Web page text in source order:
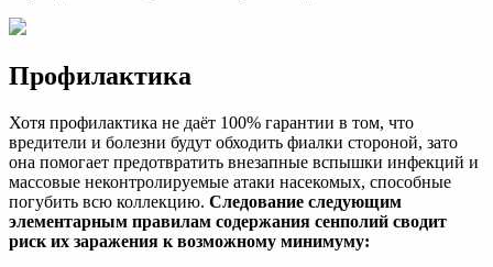
Профилактика
Хотя профилактика не даёт 100% гарантии в том, что
вредители и болезни будут обходить фиалки стороной, зато
она помогает предотвратить внезапные вспышки инфекций и
массовые неконтролируемые атаки насекомых, способные
погубить всю коллекцию. Следование следующим
элементарным правилам содержания сенполий сводит
риск их заражения к возможному минимуму: